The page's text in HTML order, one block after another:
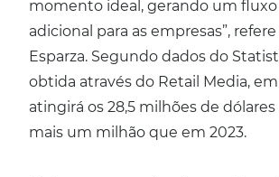
momento ideal, gerando um
adicional para as empresas”,
Esparza. Segundo dados do
obtida através do Retail Media,
atingirá os 28,5 milhões de
mais um milhão que em 2023.